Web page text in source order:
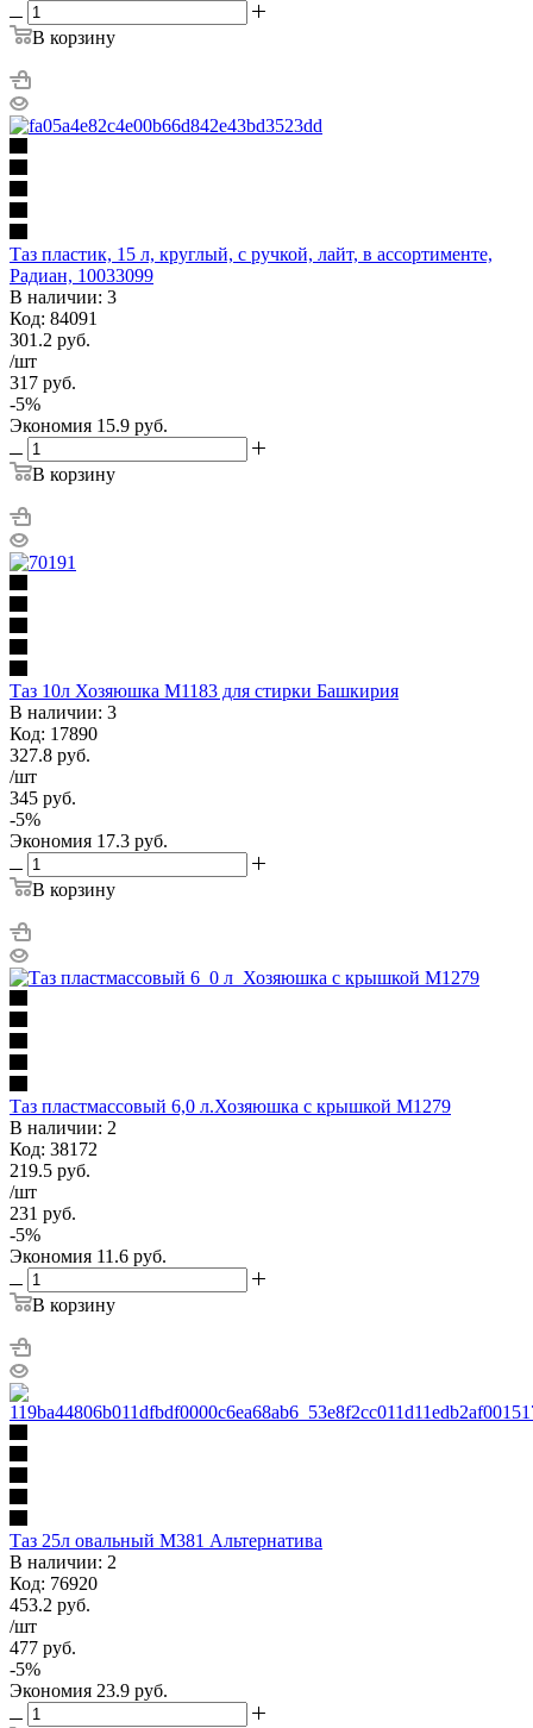
В корзину
Таз пластик, 15 л, круглый, с ручкой, лайт, в ассортименте,
Радиан, 10033099
В наличии: 3
Код: 84091
301.2 руб.
/шт
317 руб.
-5%
Экономия 15.9 руб.
В корзину
Таз 10л Хозяюшка М1183 для стирки Башкирия
В наличии: 3
Код: 17890
327.8 руб.
/шт
345 руб.
-5%
Экономия 17.3 руб.
В корзину
Таз пластмассовый 6,0 л.Хозяюшка с крышкой М1279
В наличии: 2
Код: 38172
219.5 руб.
/шт
231 руб.
-5%
Экономия 11.6 руб.
В корзину
Таз 25л овальный М381 Альтернатива
В наличии: 2
Код: 76920
453.2 руб.
/шт
477 руб.
-5%
Экономия 23.9 руб.